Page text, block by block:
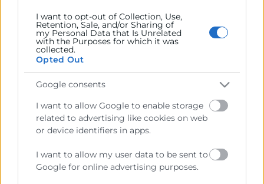
I want to opt-out of Collection, Use,
Retention, Sale, and/or Sharing of
my Personal Data that Is Unrelated
with the Purposes for which it was
collected.
Opted Out
Google consents
I want to allow Google to enable storage
related to advertising like cookies on web
or device identifiers in apps.
I want to allow my user data to be sent to
Google for online advertising purposes.
Cámara València es una corporación de derecho público,
colaboradora de las Administraciones Públicas, dedicada a:
Prestar servicios a las empresas.
Representar, promocionar y defender los intereses
generales del comercio, la industria y la navegación.
Ejercitar las competencias de carácter público
previstas en la Ley, o que puedan encomendar y
delegar las Administraciones Públicas.